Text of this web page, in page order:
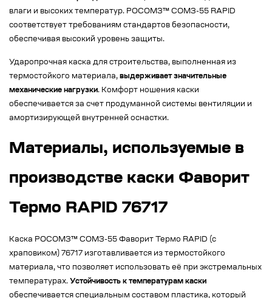
влаги и высоких температур. РОСОМЗ™ СОМЗ-55 RAPID
соответствует требованиям стандартов безопасности,
обеспечивая высокий уровень защиты.
Ударопрочная каска для строительства, выполненная из
термостойкого материала, выдерживает значительные
механические нагрузки. Комфорт ношения каски
обеспечивается за счет продуманной системы вентиляции и
амортизирующей внутренней оснастки.
Материалы, используемые в
производстве каски Фаворит
Термо RAPID 76717
Каска РОСОМЗ™ СОМЗ-55 Фаворит Термо RAPID (с
храповиком) 76717 изготавливается из термостойкого
материала, что позволяет использовать её при экстремальных
температурах. Устойчивость к температурам каски
обеспечивается специальным составом пластика, который